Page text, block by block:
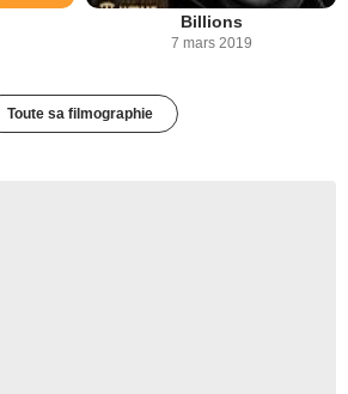
Billions
7 mars 2019
Toute sa filmographie